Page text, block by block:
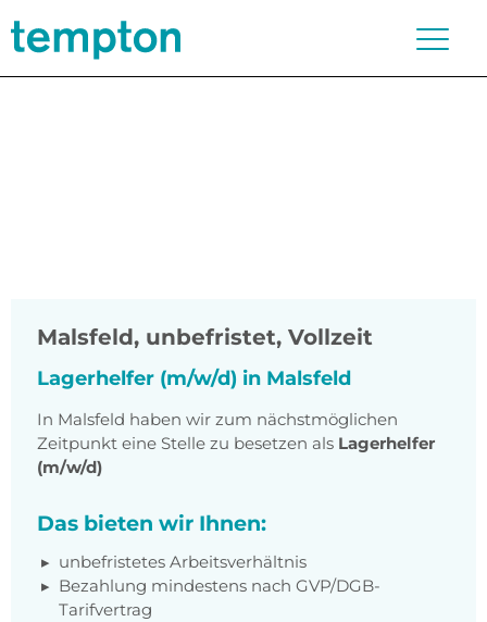
Malsfeld, unbefristet, Vollzeit
Lagerhelfer (m/w/d) in Malsfeld
In Malsfeld haben wir zum nächstmöglichen
Zeitpunkt eine Stelle zu besetzen als Lagerhelfer
(m/w/d)
Das bieten wir Ihnen:
unbefristetes Arbeitsverhältnis
Bezahlung mindestens nach GVP/DGB-
Tarifvertrag